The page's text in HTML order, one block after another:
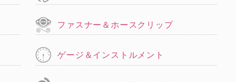
ファスナー＆ホースクリップ
ゲージ＆インストルメント